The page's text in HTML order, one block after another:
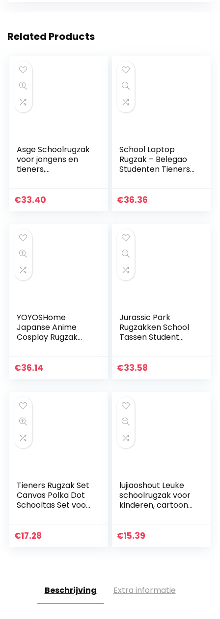
Related Products
Asge Schoolrugzak
voor jongens en
tieners,
ergonomische
€33.40
School Laptop
Rugzak – Belegao
Studenten Tieners
Waterdicht 15,6
€36.36
YOYOSHome
Japanse Anime
Cosplay Rugzak
Dagrugzak Laptop
€36.14
Jurassic Park
Rugzakken School
Tassen Student
Gedrukt Jurassic
€33.58
Tieners Rugzak Set
Canvas Polka Dot
Schooltas Set voor
Groen
€17.28
lujiaoshout Leuke
schoolrugzak voor
kinderen, cartoon-
schoolboek, tassen,
€15.39
Beschrijving Extra informatie